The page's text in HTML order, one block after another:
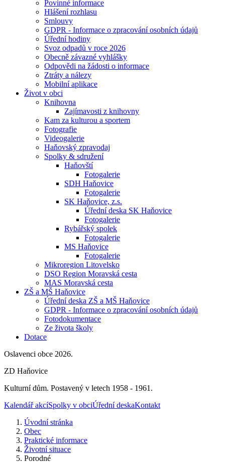
Povinné informace
Hlášení rozhlasu
Smlouvy
GDPR - Informace o zpracování osobních údajů
Úřední hodiny
Svoz odpadů v roce 2026
Obecně závazné vyhlášky
Odpovědi na žádosti o informace
Ztráty a nálezy
Mobilní aplikace
Život v obci
Knihovna
Zajímavosti z knihovny
Kam za kulturou a sportem
Fotografie
Videogalerie
Haňovský zpravodaj
Spolky & sdružení
Haňovští
Fotogalerie
SDH Haňovice
Fotogalerie
SK Haňovice, z.s.
Úřední deska SK Haňovice
Fotogalerie
Rybářský spolek
Fotogalerie
MS Haňovice
Fotogalerie
Mikroregion Litovelsko
DSO Region Moravská cesta
MAS Moravská cesta
ZŠ a MŠ Haňovice
Úřední deska ZŠ a MŠ Haňovice
GDPR - Informace o zpracování osobních údajů
Fotodokumentace
Ze života školy
Dotace
Oslavenci obce 2026.
ZD Haňovice
Kulturní dům. Postavený v letech 1958 - 1961.
Kalendář akcíSpolky v obciÚřední deskaKontakt
Úvodní stránka
Obec
Praktické informace
Životní situace
Porodné